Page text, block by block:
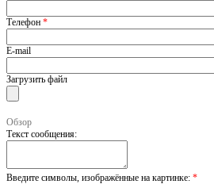
Телефон *
E-mail
Загрузить файл
Обзор
Текст сообщения:
Введите символы, изображённые на картинке: *